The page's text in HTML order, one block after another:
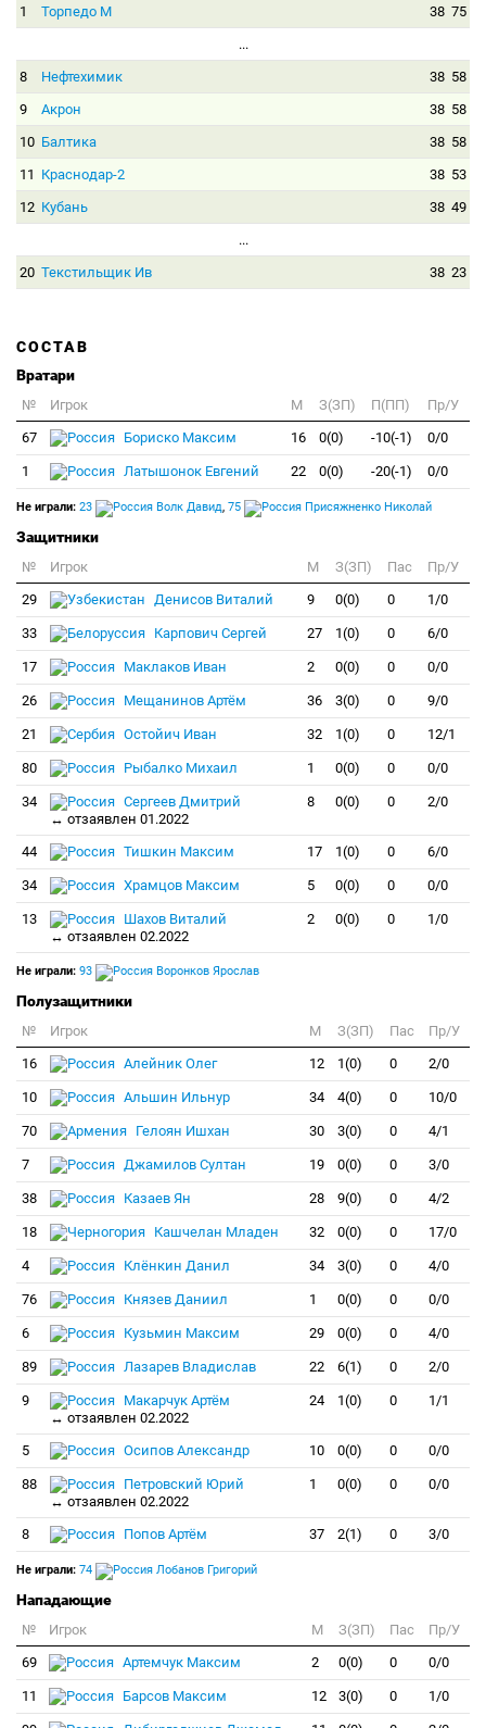
1
Торпедо М 38 75
...
8
Нефтехимик 38 58
9
Акрон 38 58
10 Балтика 38 58
11 Краснодар-2 38 53
12 Кубань 38 49
...
20 Текстильщик Ив 38 23
СОСТАВ
Вратари
№ Игрок M З(ЗП) П(ПП)
Пр/У
67
Бориско Максим 16 0(0) -10(-1) 0/0
1 Латышонок Евгений 22 0(0) -20(-1) 0/0
Не играли: 23 Волк Давид, 75 Присяжненко Николай
Защитники
№ Игрок M З(ЗП) Пас
Пр/У
29
Денисов Виталий 9 0(0) 0 1/0
33 Карпович Сергей 27 1(0) 0 6/0
17 Маклаков Иван 2 0(0) 0 0/0
26 Мещанинов Артём 36 3(0) 0 9/0
21 Остойич Иван 32 1(0) 0 12/1
80 Рыбалко Михаил 1 0(0) 0 0/0
34
Сергеев Дмитрий
↔ отзаявлен 01.2022
8 0(0) 0 2/0
44 Тишкин Максим 17 1(0) 0 6/0
34 Храмцов Максим 5 0(0) 0 0/0
13
Шахов Виталий
↔ отзаявлен 02.2022
2 0(0) 0 1/0
Не играли: 93 Воронков Ярослав
Полузащитники
№ Игрок M З(ЗП) Пас
Пр/У
16
Алейник Олег 12 1(0) 0 2/0
10 Альшин Ильнур 34 4(0) 0 10/0
70 Гелоян Ишхан 30 3(0) 0 4/1
7 Джамилов Султан 19 0(0) 0 3/0
38 Казаев Ян 28 9(0) 0 4/2
18 Кашчелан Младен 32 0(0) 0 17/0
4 Клёнкин Данил 34 3(0) 0 4/0
76 Князев Даниил 1 0(0) 0 0/0
6 Кузьмин Максим 29 0(0) 0 4/0
89 Лазарев Владислав 22 6(1) 0 2/0
9
Макарчук Артём
↔ отзаявлен 02.2022
24 1(0) 0 1/1
5 Осипов Александр 10 0(0) 0 0/0
88
Петровский Юрий
↔ отзаявлен 02.2022
1 0(0) 0 0/0
8 Попов Артём 37 2(1) 0 3/0
Не играли: 74 Лобанов Григорий
Нападающие
№ Игрок M З(ЗП) Пас
Пр/У
69
Артемчук Максим 2 0(0) 0 0/0
11 Барсов Максим 12 3(0) 0 1/0